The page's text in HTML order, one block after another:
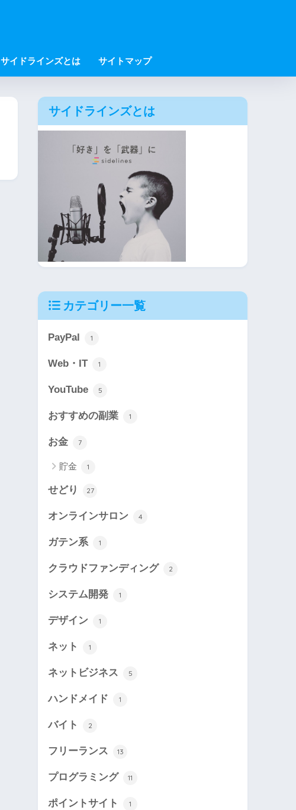
サイドラインズとは サイトマップ
サイドラインズとは
カテゴリー一覧
PayPal 1
Web・IT 1
YouTube 5
おすすめの副業 1
お金 7
貯金 1
せどり 27
オンラインサロン 4
ガテン系 1
クラウドファンディング 2
システム開発 1
デザイン 1
ネット 1
ネットビジネス 5
ハンドメイド 1
バイト 2
フリーランス 13
プログラミング 11
ポイントサイト 1